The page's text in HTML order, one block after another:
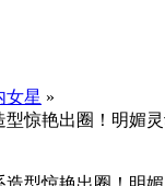
女星 »
型惊艳出圈！明媚